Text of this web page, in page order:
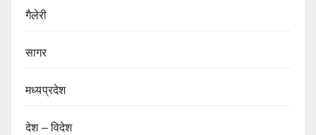
गैलेरी
सागर
मध्यप्रदेश
देश – विदेश